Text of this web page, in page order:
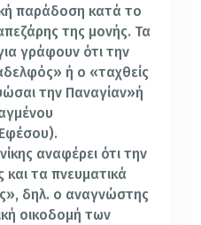
παράδοση κατά το
της μονής. Τα
γράφουν ότι την
ή ο «ταχθείς
την Παναγίαν»ή
αναφέρει ότι την
τα πνευματικά
δηλ. ο αναγνώστης
οικοδομή των